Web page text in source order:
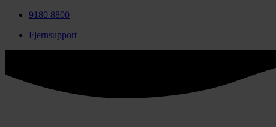
9180 8800
Fjernsupport